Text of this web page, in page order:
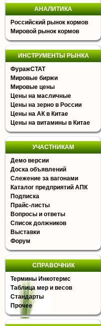
АНАЛИТИКА
Российский рынок кормов
Мировой рынок кормов
ИНСТРУМЕНТЫ РЫНКА
ФуражСТАТ
Мировые биржи
Мировые цены
Цены на масличные
Цены на зерно в России
Цены на АК в Китае
Цены на витамины в Китае
УЧАСТНИКАМ
Демо версии
Доска объявлений
Слежение за вагонами
Каталог предприятий АПК
Подписка
Прайс-листы
Вопросы и ответы
Список должников
Выставки
Форум
СПРАВОЧНИК
Термины Инкотермс
Таблица мер и весов
Стандарты
Прочее